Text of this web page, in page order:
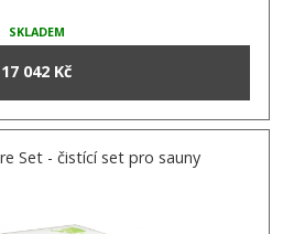
SKLADEM
17 042 Kč
Set - čistící set pro sauny